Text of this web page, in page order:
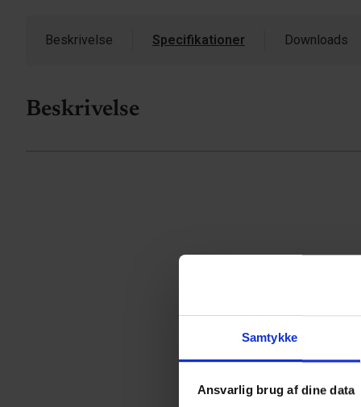
Samtykke
Ansvarlig brug af dine data
Beskrivelse Specifikationer Downloads
Beskrivelse